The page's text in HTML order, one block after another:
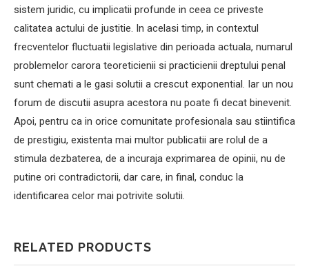
sistem juridic, cu implicatii profunde in ceea ce priveste
calitatea actului de justitie. In acelasi timp, in contextul
frecventelor fluctuatii legislative din perioada actuala, numarul
problemelor carora teoreticienii si practicienii dreptului penal
sunt chemati a le gasi solutii a crescut exponential. Iar un nou
forum de discutii asupra acestora nu poate fi decat binevenit.
Apoi, pentru ca in orice comunitate profesionala sau stiintifica
de prestigiu, existenta mai multor publicatii are rolul de a
stimula dezbaterea, de a incuraja exprimarea de opinii, nu de
putine ori contradictorii, dar care, in final, conduc la
identificarea celor mai potrivite solutii.
RELATED PRODUCTS